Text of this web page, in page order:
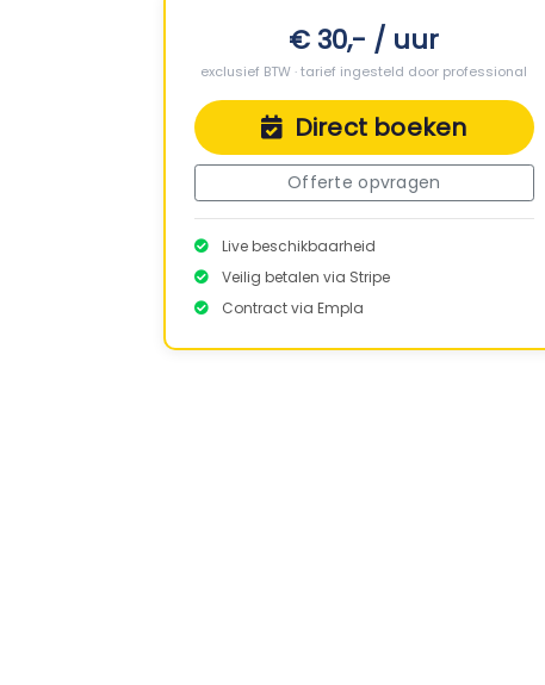
€ 30,- / uur
exclusief BTW · tarief ingesteld door professional
Direct boeken
Offerte opvragen
Live beschikbaarheid
Veilig betalen via Stripe
Contract via Empla